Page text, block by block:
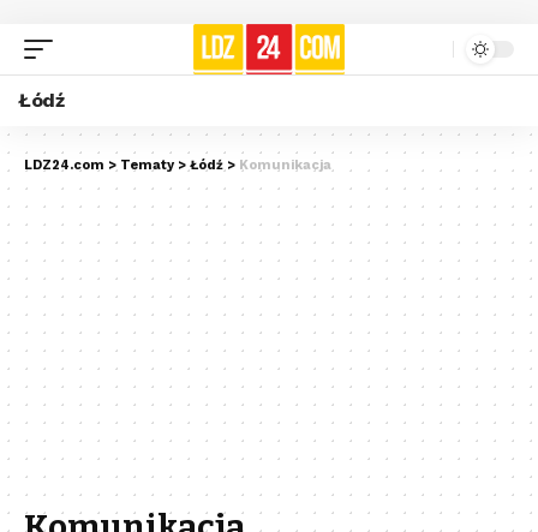
Łódź
LDZ24.com > Tematy > Łódź > Komunikacja